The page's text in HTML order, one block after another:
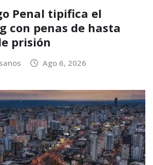
Penal tipifica el
con penas de hasta
prisión
Ago 6, 2026